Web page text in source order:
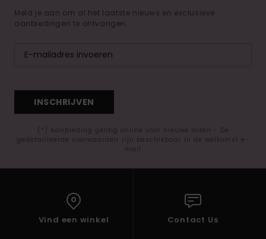
Meld je aan om al het laatste nieuws en exclusieve
aanbiedingen te ontvangen.
INSCHRIJVEN
(*) Aanbieding geldig online voor nieuwe leden - De
gedetailleerde voorwaarden zijn beschikbaar in de welkomst e-
mail
Vind een winkel Contact Us